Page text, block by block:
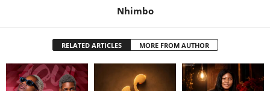
Nhimbo
RELATED ARTICLES MORE FROM AUTHOR